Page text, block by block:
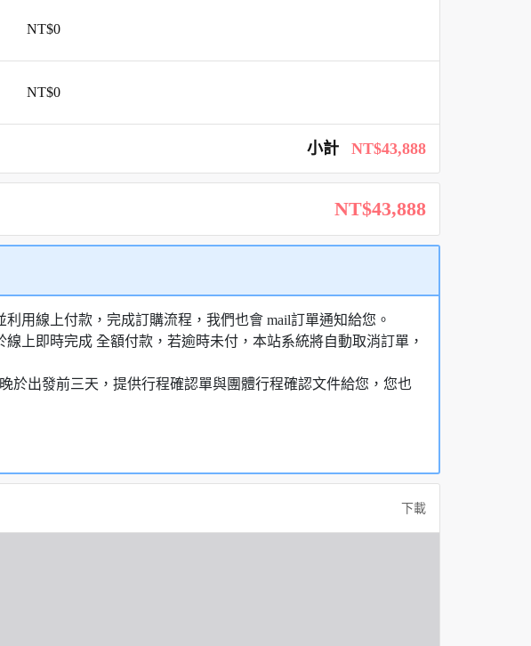
NT$0
NT$0
小計 NT$43,888
NT$43,888
用線上付款，完成訂購流程，我們也會 mail訂單通知給您。
上即時完成 全額付款，若逾時未付，本站系統將自動取消訂單，
於出發前三天，提供行程確認單與團體行程確認文件給您，您也
下載